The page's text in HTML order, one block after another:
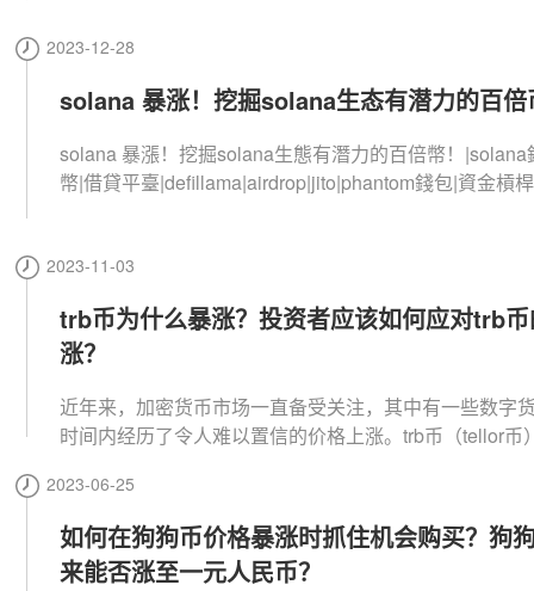
2023-12-28
solana 暴涨！挖掘solana生态有潜力的百倍
solana 暴漲！挖掘solana生態有潛力的百倍幣！|solana
幣|借貸平臺|defillama|airdrop|jito|phantom錢包|資金槓
2023-11-03
trb币为什么暴涨？投资者应该如何应对trb
涨？
近年来，加密货币市场一直备受关注，其中有一些数字
时间内经历了令人难以置信的价格上涨。trb币（tellor币
涨。那么，下面我们一起来看看trb币为什么暴涨，以及
该如何应对trb币的暴涨。
2023-06-25
如何在狗狗币价格暴涨时抓住机会购买？狗
来能否涨至一元人民币？